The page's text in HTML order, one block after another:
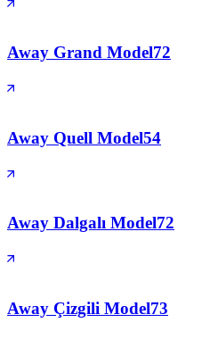
Away Grand Model72
Away Quell Model54
Away Dalgalı Model72
Away Çizgili Model73